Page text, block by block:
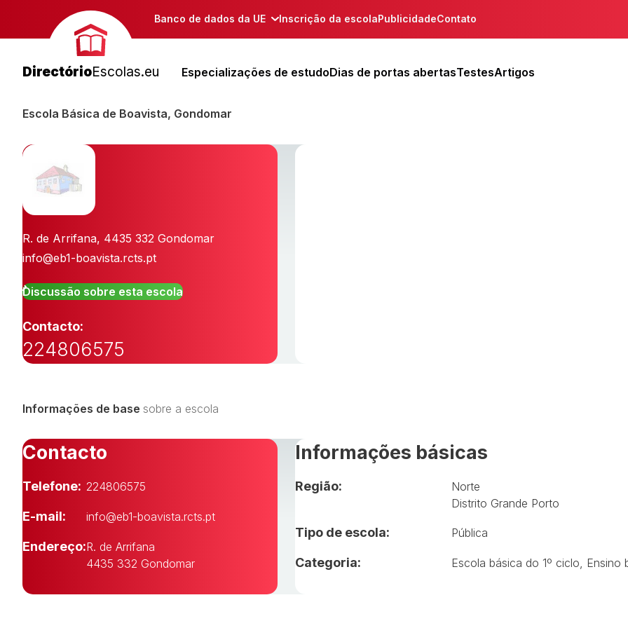
Banco de dados da UE Inscrição da escolaPublicidadeContato
DirectórioEscolas.eu Especializações de estudoDias de portas abertasTestesArtigos
Escola Básica de Boavista, Gondomar
R. de Arrifana, 4435 332 Gondomar
info@eb1-boavista.rcts.pt
Discussão sobre esta escola
Contacto:
224806575
Informações de base sobre a escola
Contacto
Telefone: 224806575
E-mail: info@eb1-boavista.rcts.pt
Endereço:R. de Arrifana
4435 332 Gondomar
Informações básicas
Região:
Norte
Distrito Grande Porto
Tipo de escola: Pública
Categoria: Escola básica do 1º ciclo, Ensino